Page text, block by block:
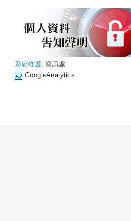
系統維護: 資訊處
GoogleAnalytics